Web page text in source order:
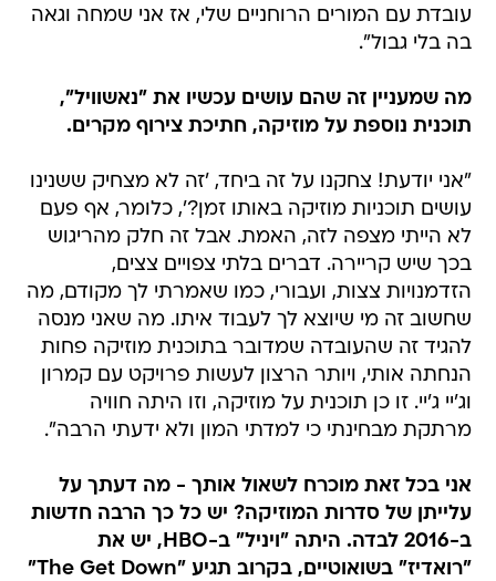
עובדת עם המורים הרוחניים שלי, אז אני שמחה וגאה
בה בלי גבול".
מה שמעניין זה שהם עושים עכשיו את "נאשוויל",
תוכנית נוספת על מוזיקה, חתיכת צירוף מקרים.
"אני יודעת! צחקנו על זה ביחד, 'זה לא מצחיק ששנינו
עושים תוכניות מוזיקה באותו זמן?', כלומר, אף פעם
לא הייתי מצפה לזה, האמת. אבל זה חלק מהריגוש
בכך שיש קריירה. דברים בלתי צפויים צצים,
הזדמנויות צצות, ועבורי, כמו שאמרתי לך מקודם, מה
שחשוב זה מי שיוצא לך לעבוד איתו. מה שאני מנסה
להגיד זה שהעובדה שמדובר בתוכנית מוזיקה פחות
הנחתה אותי, ויותר הרצון לעשות פרויקט עם קמרון
וג'יי ג'יי. זו כן תוכנית על מוזיקה, וזו היתה חוויה
מרתקת מבחינתי כי למדתי המון ולא ידעתי הרבה".
אני בכל זאת מוכרח לשאול אותך - מה דעתך על
עלייתן של סדרות המוזיקה? יש כל כך הרבה חדשות
ב-2016 לבדה. היתה "ויניל" ב-HBO, יש את
"רואדיז" בשואוטיים, בקרוב תגיע "The Get Down"